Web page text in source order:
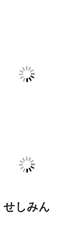
せしみん